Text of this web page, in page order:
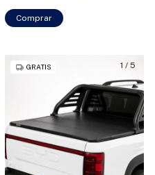
Comprar
1 / 5
GRATIS